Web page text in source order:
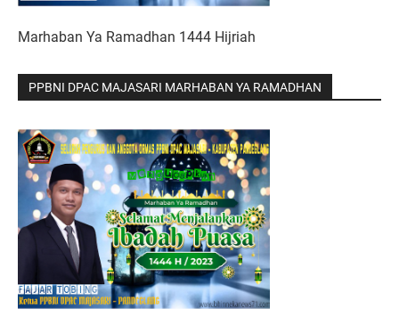
Marhaban Ya Ramadhan 1444 Hijriah
PPBNI DPAC MAJASARI MARHABAN YA RAMADHAN